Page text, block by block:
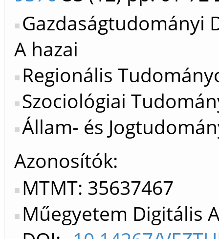
Gazdaságtudományi
A hazai
Regionális
Szociológiai
Állam- és
Azonosítók
MTMT: 35637467
Műegyetem Digitális